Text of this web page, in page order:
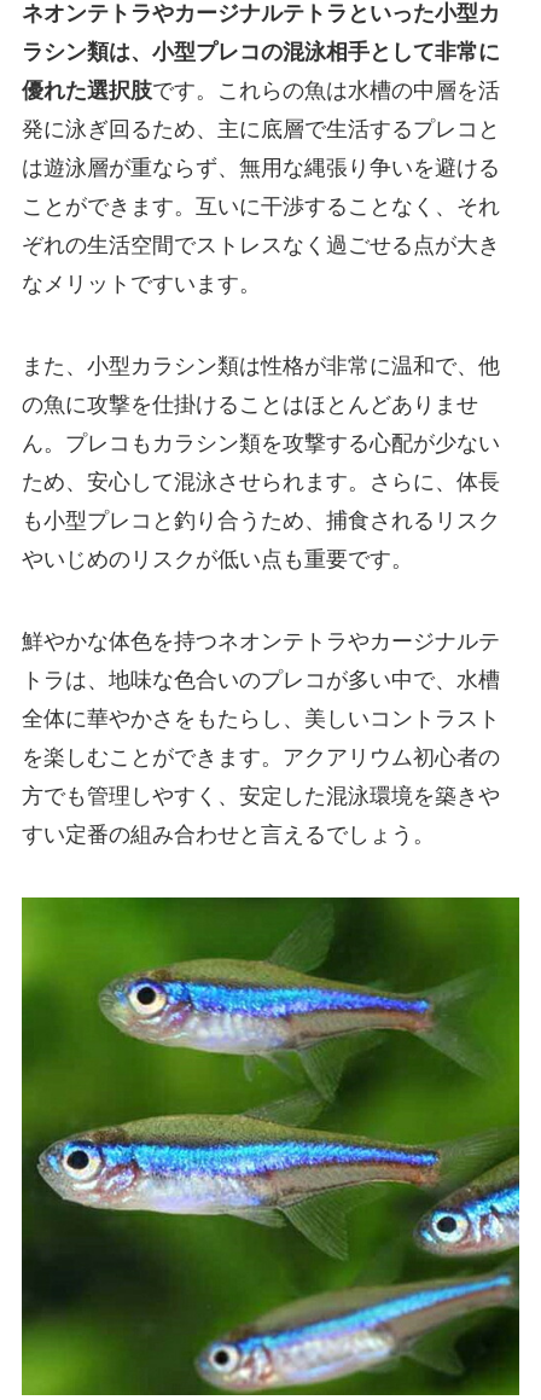
ネオンテトラやカージナルテトラといった小型カ
ラシン類は、小型プレコの混泳相手として非常に
優れた選択肢です。これらの魚は水槽の中層を活
発に泳ぎ回るため、主に底層で生活するプレコと
は遊泳層が重ならず、無用な縄張り争いを避ける
ことができます。互いに干渉することなく、それ
ぞれの生活空間でストレスなく過ごせる点が大き
なメリットですいます。
また、小型カラシン類は性格が非常に温和で、他
の魚に攻撃を仕掛けることはほとんどありませ
ん。プレコもカラシン類を攻撃する心配が少ない
ため、安心して混泳させられます。さらに、体長
も小型プレコと釣り合うため、捕食されるリスク
やいじめのリスクが低い点も重要です。
鮮やかな体色を持つネオンテトラやカージナルテ
トラは、地味な色合いのプレコが多い中で、水槽
全体に華やかさをもたらし、美しいコントラスト
を楽しむことができます。アクアリウム初心者の
方でも管理しやすく、安定した混泳環境を築きや
すい定番の組み合わせと言えるでしょう。